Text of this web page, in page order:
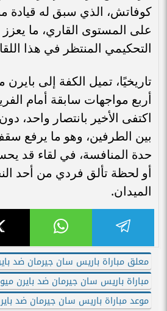
كوفاتش، الذي سبق له قيادة
على المستوى القاري، ما يعزز
التحكيمي المنتظر في هذا
تاريخيًا، تميل الكفة إلى
أربع مواجهات سابقة أمام
اكتفى الأخير بانتصار واحد،
بين الطرفين، وهو ما يرفع
حدة المنافسة، في لقاء قد
أو لحظة تألق فردي من أحد
الميدان.
معلق مباراة باريس سان جيرمان ضد
مباراة باريس سان جيرمان ضد بايرن
موعد مباراة باريس سان جيرمان ضد